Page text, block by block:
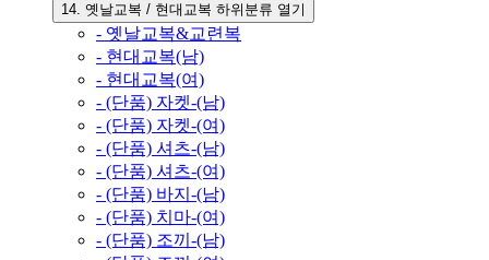
14. 옛날교복 / 현대교복 하위분류 열기
- 옛날교복&교련복
- 현대교복(남)
- 현대교복(여)
- (단품) 자켓-(남)
- (단품) 자켓-(여)
- (단품) 셔츠-(남)
- (단품) 셔츠-(여)
- (단품) 바지-(남)
- (단품) 치마-(여)
- (단품) 조끼-(남)